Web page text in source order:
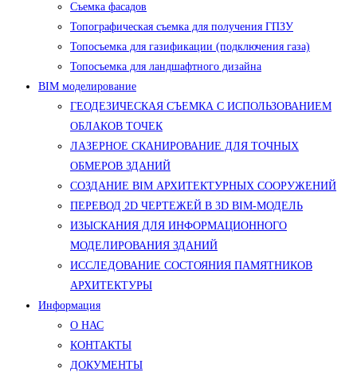
Съемка фасадов
Топографическая съемка для получения ГПЗУ
Топосъемка для газификации (подключения газа)
Топосъемка для ландшафтного дизайна
BIM моделирование
ГЕОДЕЗИЧЕСКАЯ СЪЕМКА С ИСПОЛЬЗОВАНИЕМ
ОБЛАКОВ ТОЧЕК
ЛАЗЕРНОЕ СКАНИРОВАНИЕ ДЛЯ ТОЧНЫХ
ОБМЕРОВ ЗДАНИЙ
СОЗДАНИЕ BIM АРХИТЕКТУРНЫХ СООРУЖЕНИЙ
ПЕРЕВОД 2D ЧЕРТЕЖЕЙ В 3D BIM-МОДЕЛЬ
ИЗЫСКАНИЯ ДЛЯ ИНФОРМАЦИОННОГО
МОДЕЛИРОВАНИЯ ЗДАНИЙ
ИССЛЕДОВАНИЕ СОСТОЯНИЯ ПАМЯТНИКОВ
АРХИТЕКТУРЫ
Информация
О НАС
КОНТАКТЫ
ДОКУМЕНТЫ